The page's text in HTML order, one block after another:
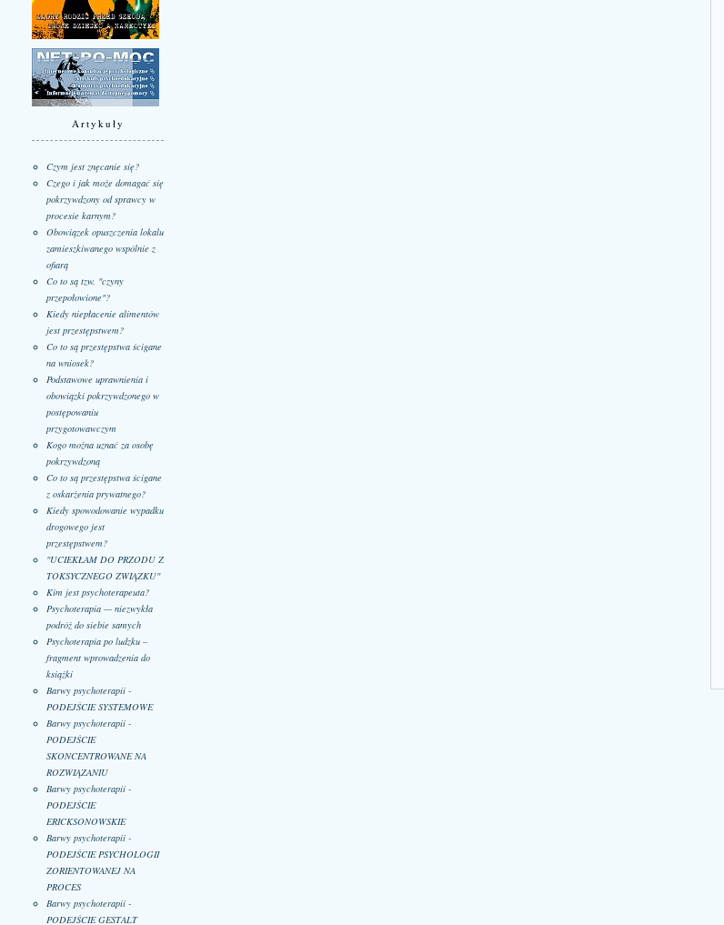
Artykuły
Czym jest znęcanie się?
Czego i jak może domagać się
pokrzywdzony od sprawcy w
procesie karnym?
Obowiązek opuszczenia lokalu
zamieszkiwanego wspólnie z
ofiarą
Co to są tzw. "czyny
przepołowione"?
Kiedy niepłacenie alimentów
jest przestępstwem?
Co to są przestępstwa ścigane
na wniosek?
Podstawowe uprawnienia i
obowiązki pokrzywdzonego w
postępowaniu
przygotowawczym
Kogo można uznać za osobę
pokrzywdzoną
Co to są przestępstwa ścigane
z oskarżenia prywatnego?
Kiedy spowodowanie wypadku
drogowego jest
przestępstwem?
"UCIEKŁAM DO PRZODU Z
TOKSYCZNEGO ZWIĄZKU"
Kim jest psychoterapeuta?
Psychoterapia — niezwykła
podróż do siebie samych
Psychoterapia po ludzku –
fragment wprowadzenia do
książki
Barwy psychoterapii -
PODEJŚCIE SYSTEMOWE
Barwy psychoterapii -
PODEJŚCIE
SKONCENTROWANE NA
ROZWIĄZANIU
Barwy psychoterapii -
PODEJŚCIE
ERICKSONOWSKIE
Barwy psychoterapii -
PODEJŚCIE PSYCHOLOGII
ZORIENTOWANEJ NA
PROCES
Barwy psychoterapii -
PODEJŚCIE GESTALT